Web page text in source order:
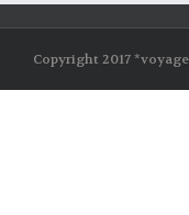
Copyright 2017